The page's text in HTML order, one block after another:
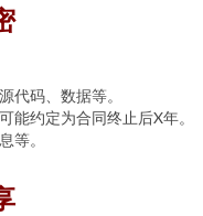
代码、数据等。
能约定为合同终止后X年。
等。